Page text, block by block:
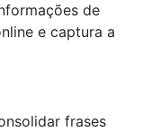
de
e captura a
frases